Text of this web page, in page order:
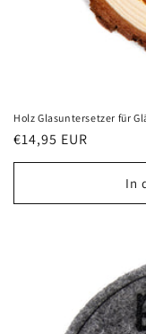
Holz Glasuntersetzer für
Normaler
Preis
€14,95 EUR
In